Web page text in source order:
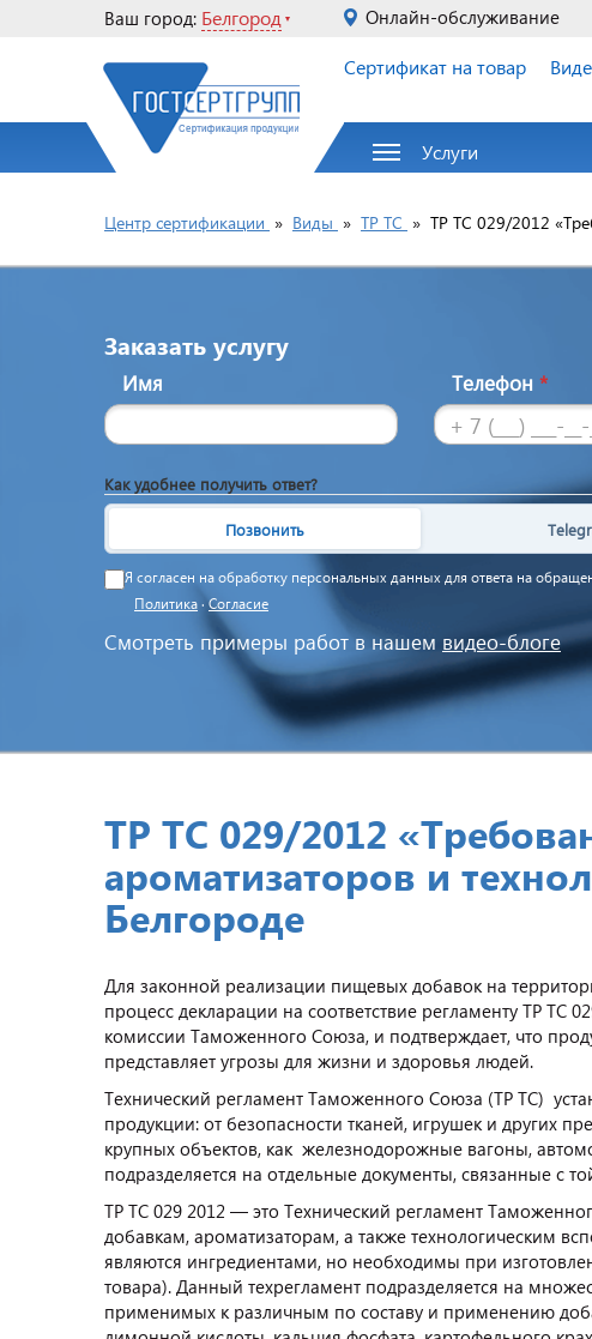
Ваш город: Белгород Онлайн-обслуживание
Сертификат на товар
Услуги
Центр сертификации » Виды » ТР ТС » ТР ТС 029/2012
Заказать услугу
Имя Телефон *
Как удобнее получить ответ?
Позвонить
Я согласен на обработку персональных данных для ответа на
Политика ·Согласие
Смотреть примеры работ в нашем видео-блоге
ТР ТС 029/2012
ароматизаторов и
Белгороде
Для законной реализации пищевых добавок на
процесс декларации на соответствие регламенту ТР
комиссии Таможенного Союза, и подтверждает, что
представляет угрозы для жизни и здоровья людей.
Технический регламент Таможенного Союза (ТР ТС)
продукции: от безопасности тканей, игрушек и других
крупных объектов, как железнодорожные вагоны,
подразделяется на отдельные документы, связанные с
ТР ТС 029 2012 — это Технический регламент
добавкам, ароматизаторам, а также технологическим
являются ингредиентами, но необходимы при
товара). Данный техрегламент подразделяется на
применимых к различным по составу и применению